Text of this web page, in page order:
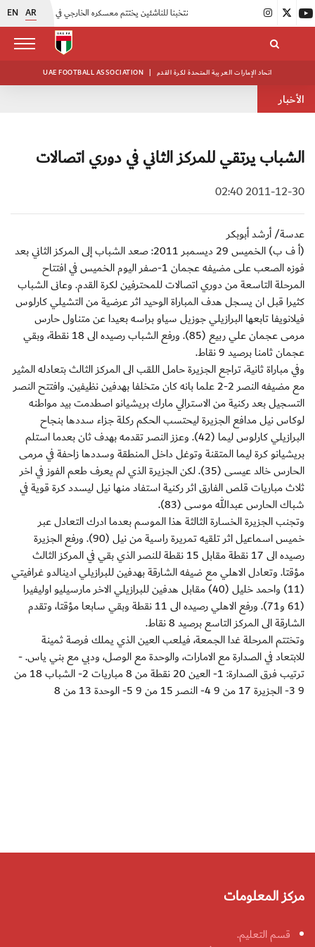
EN AR
اتحاد الكرة يُنظم ورشة عمل للمراقبين المعتمدين |
UAE FOOTBALL ASSOCIATION | اتحاد الإمارات العربية المتحدة لكرة القدم
الأخبار
الشباب يرتقي للمركز الثاني في دوري اتصالات
2011-12-30 02:40
عدسة/ أرشد أبوبكر
(أ ف ب) الخميس 29 ديسمبر 2011: صعد الشباب إلى المركز الثاني بعد
فوزه الصعب على مضيفه عجمان 1-صفر اليوم الخميس في افتتاح
المرحلة التاسعة من دوري اتصالات للمحترفين لكرة القدم. وعانى الشباب
كثيرا قبل ان يسجل هدف المباراة الوحيد اثر عرضية من التشيلي كارلوس
فيلانويفا تابعها البرازيلي جوزيل سياو براسه بعيدا عن متناول حارس
مرمى عجمان علي ربيع (85). ورفع الشباب رصيده الى 18 نقطة، وبقي
عجمان ثامنا برصيد 9 نقاط.
وفي مباراة ثانية، تراجع الجزيرة حامل اللقب الى المركز الثالث بتعادله المثير
مع مضيفه النصر 2-2 علما بانه كان متخلفا بهدفين نظيفين. وافتتح النصر
التسجيل بعد ركنية من الاسترالي مارك بريشيانو اصطدمت بيد مواطنه
لوكاس نيل مدافع الجزيرة ليحتسب الحكم ركلة جزاء سددها بنجاح
البرازيلي كارلوس ليما (42). وعزز النصر تقدمه بهدف ثان بعدما استلم
بريشيانو كرة ليما المتقنة وتوغل داخل المنطقة وسددها زاحفة في مرمى
الحارس خالد عيسى (35). لكن الجزيرة الذي لم يعرف طعم الفوز في اخر
ثلاث مباريات قلص الفارق اثر ركنية استفاد منها نيل ليسدد كرة قوية في
شباك الحارس عبدالله موسى (83).
وتجنب الجزيرة الخسارة الثالثة هذا الموسم بعدما ادرك التعادل عبر
خميس اسماعيل اثر تلقيه تمريرة راسية من نيل (90). ورفع الجزيرة
رصيده الى 17 نقطة مقابل 15 نقطة للنصر الذي بقي في المركز الثالث
مؤقتا. وتعادل الاهلي مع ضيفه الشارقة بهدفين للبرازيلي ادينالدو غرافيتي
(11) واحمد خليل (40) مقابل هدفين للبرازيلي الاخر مارسيليو اوليفيرا
(61 و71). ورفع الاهلي رصيده الى 11 نقطة وبقي سابعا مؤقتا، وتقدم
الشارقة الى المركز التاسع برصيد 8 نقاط.
وتختتم المرحلة غدا الجمعة، فيلعب العين الذي يملك فرصة ثمينة
للابتعاد في الصدارة مع الامارات، والوحدة مع الوصل، ودبي مع بني ياس. -
ترتيب فرق الصدارة: 1- العين 20 نقطة من 8 مباريات 2- الشباب 18 من
9 3- الجزيرة 17 من 9 4- النصر 15 من 9 5- الوحدة 13 من 8
مركز المعلومات
قسم التعليم.